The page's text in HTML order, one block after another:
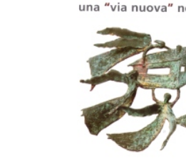
LEGGI